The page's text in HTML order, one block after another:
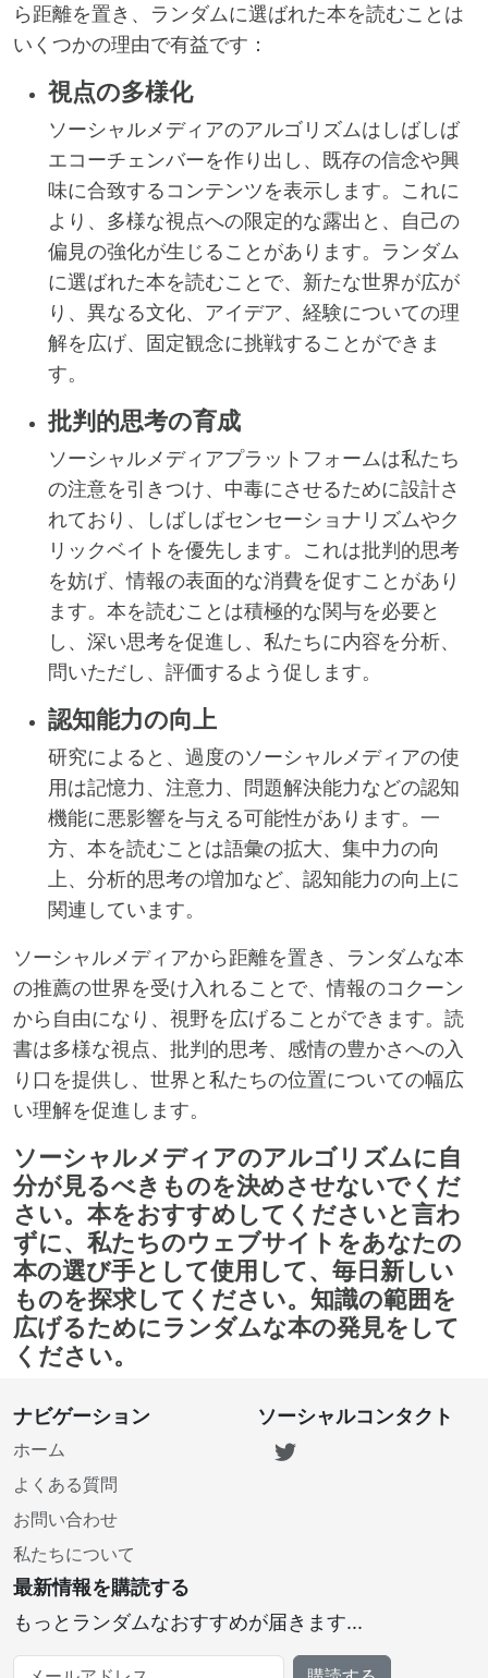
ら距離を置き、ランダムに選ばれた本を読むことは
いくつかの理由で有益です：
視点の多様化
ソーシャルメディアのアルゴリズムはしばしば
エコーチェンバーを作り出し、既存の信念や興
味に合致するコンテンツを表示します。これに
より、多様な視点への限定的な露出と、自己の
偏見の強化が生じることがあります。ランダム
に選ばれた本を読むことで、新たな世界が広が
り、異なる文化、アイデア、経験についての理
解を広げ、固定観念に挑戦することができま
す。
批判的思考の育成
ソーシャルメディアプラットフォームは私たち
の注意を引きつけ、中毒にさせるために設計さ
れており、しばしばセンセーショナリズムやク
リックベイトを優先します。これは批判的思考
を妨げ、情報の表面的な消費を促すことがあり
ます。本を読むことは積極的な関与を必要と
し、深い思考を促進し、私たちに内容を分析、
問いただし、評価するよう促します。
認知能力の向上
研究によると、過度のソーシャルメディアの使
用は記憶力、注意力、問題解決能力などの認知
機能に悪影響を与える可能性があります。一
方、本を読むことは語彙の拡大、集中力の向
上、分析的思考の増加など、認知能力の向上に
関連しています。
ソーシャルメディアから距離を置き、ランダムな本
の推薦の世界を受け入れることで、情報のコクーン
から自由になり、視野を広げることができます。読
書は多様な視点、批判的思考、感情の豊かさへの入
り口を提供し、世界と私たちの位置についての幅広
い理解を促進します。
ソーシャルメディアのアルゴリズムに自
分が見るべきものを決めさせないでくだ
さい。本をおすすめしてくださいと言わ
ずに、私たちのウェブサイトをあなたの
本の選び手として使用して、毎日新しい
ものを探求してください。知識の範囲を
広げるためにランダムな本の発見をして
ください。
ナビゲーション
ホーム
よくある質問
お問い合わせ
私たちについて
ソーシャルコンタクト
最新情報を購読する
もっとランダムなおすすめが届きます...
メールアドレス